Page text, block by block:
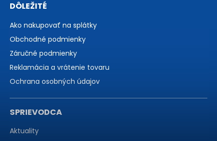
DÔLEŽITÉ
Ako nakupovať na splátky
Obchodné podmienky
Záručné podmienky
Reklamácia a vrátenie tovaru
Ochrana osobných údajov
SPRIEVODCA
Aktuality